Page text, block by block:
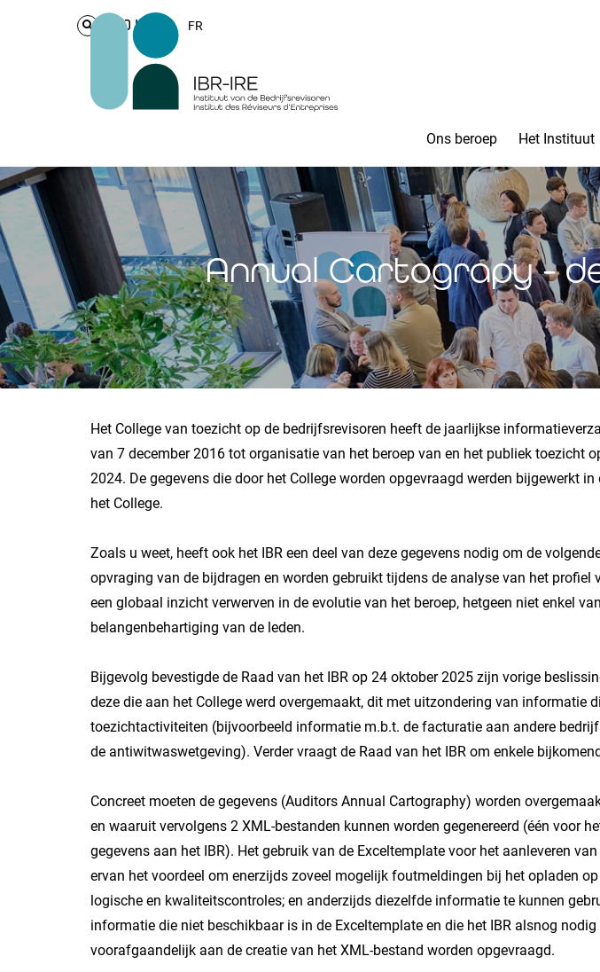
Login FR
Ons beroep Het Instituut
Annual Cartograpy -
Het College van toezicht op de bedrijfsrevisoren heeft de jaarlijkse
van 7 december 2016 tot organisatie van het beroep van en het publiek toezicht
2024. De gegevens die door het College worden opgevraagd werden bijgewerkt
het College.
Zoals u weet, heeft ook het IBR een deel van deze gegevens nodig om de
opvraging van de bijdragen en worden gebruikt tijdens de analyse van het
een globaal inzicht verwerven in de evolutie van het beroep, hetgeen niet enkel
belangenbehartiging van de leden.
Bijgevolg bevestigde de Raad van het IBR op 24 oktober 2025 zijn vorige
deze die aan het College werd overgemaakt, dit met uitzondering van informatie
toezichtactiviteiten (bijvoorbeeld informatie m.b.t. de facturatie aan andere
de antiwitwaswetgeving). Verder vraagt de Raad van het IBR om enkele
Concreet moeten de gegevens (Auditors Annual Cartography) worden
en waaruit vervolgens 2 XML-bestanden kunnen worden gegenereerd (één voor
gegevens aan het IBR). Het gebruik van de Exceltemplate voor het aanleveren
ervan het voordeel om enerzijds zoveel mogelijk foutmeldingen bij het opladen
logische en kwaliteitscontroles; en anderzijds diezelfde informatie te kunnen
informatie die niet beschikbaar is in de Exceltemplate en die het IBR alsnog
voorafgaandelijk aan de creatie van het XML-bestand worden opgevraagd.